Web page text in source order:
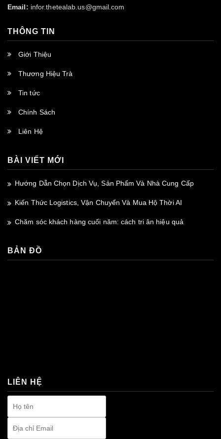
Email: infor.thetealab.us@gmail.com
THÔNG TIN
Giới Thiệu
Thương Hiệu Trà
Tin tức
Chính Sách
Liên Hệ
BÀI VIẾT MỚI
Hướng Dẫn Chọn Dịch Vụ, Sản Phẩm Và Nhà Cung Cấp
Kiến Thức Logistics, Vận Chuyển Và Mua Hộ Thời AI
Chăm sóc khách hàng cuối năm: cách tri ân hiệu quả
BẢN ĐỒ
LIÊN HỆ